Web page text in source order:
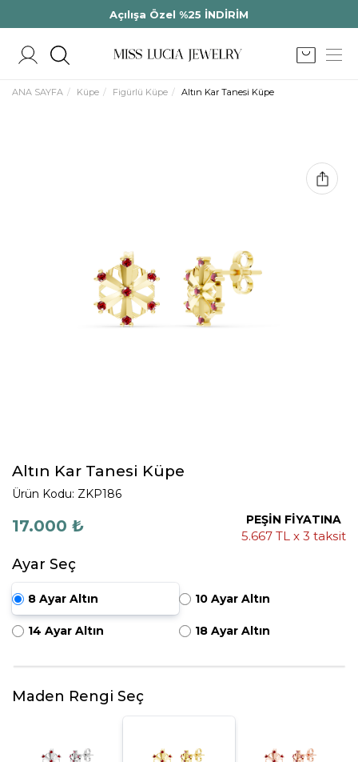
Açılışa Özel %25 İNDİRİM
ANA SAYFA Küpe Figürlü Küpe Altın Kar Tanesi Küpe
Altın Kar Tanesi Küpe
Ürün Kodu: ZKP186
17.000 ₺ PEŞİN FİYATINA
5.667 TL x 3 taksit
Ayar Seç
8 Ayar Altın 10 Ayar Altın
14 Ayar Altın 18 Ayar Altın
Maden Rengi Seç